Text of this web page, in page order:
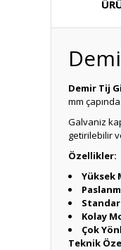
Demir Tij
mm
Galvaniz
getirilebilir
Özellikler:
Yüksek
Kolay
Çok
Teknik